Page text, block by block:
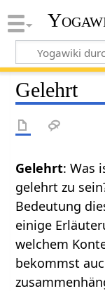
Gelehrt
Gelehrt: Was
gelehrt zu
Bedeutung
einige
welchem
bekommst